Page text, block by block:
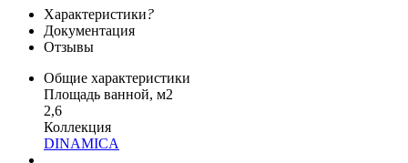
Характеристики?
Документация
Отзывы
Общие характеристики
Площадь ванной, м2
2,6
Коллекция
DINAMICA